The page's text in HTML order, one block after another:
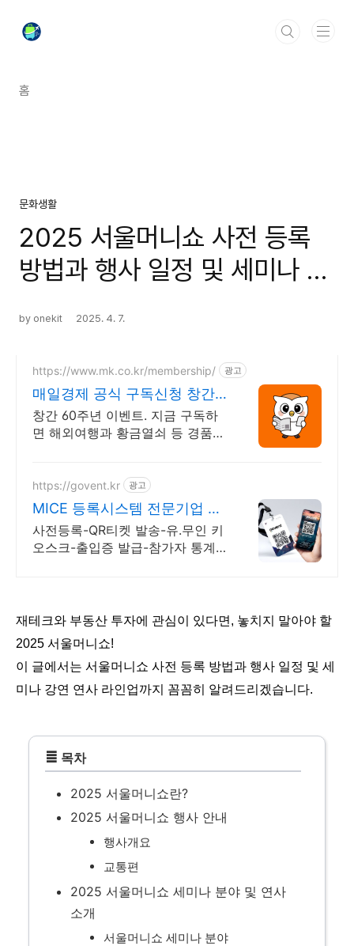
홈
문화생활
2025 서울머니쇼 사전 등록
방법과 행사 일정 및 세미나 강
by onekit 2025. 4. 7.
https://www.mk.co.kr/membership/ 광고
매일경제 공식 구독신청 창간
60주년 이벤트
창간 60주년 이벤트. 지금 구독하
면 해외여행과 황금열쇠 등 경품이
https://govent.kr 광고
MICE 등록시스템 전문기업 고
벤트
사전등록-QR티켓 발송-유.무인 키
오스크-출입증 발급-참가자 통계-
재테크와 부동산 투자에 관심이 있다면, 놓치지 말아야 할
2025 서울머니쇼!
이 글에서는 서울머니쇼 사전 등록 방법과 행사 일정 및 세
미나 강연 연사 라인업까지 꼼꼼히 알려드리겠습니다.
≣ 목차
2025 서울머니쇼란?
2025 서울머니쇼 행사 안내
행사개요
교통편
2025 서울머니쇼 세미나 분야 및 연사
소개
서울머니쇼 세미나 분야